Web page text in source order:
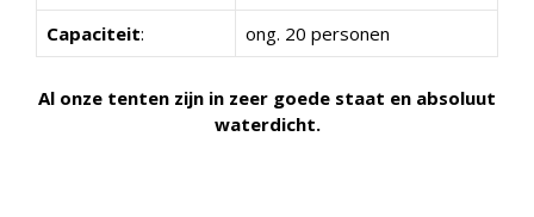
Capaciteit: ong. 20 personen
Al onze tenten zijn in zeer goede staat en absoluut
waterdicht.